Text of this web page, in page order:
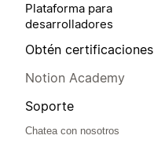
Plataforma para
desarrolladores
Obtén certificaciones
Notion Academy
Soporte
Chatea con nosotros